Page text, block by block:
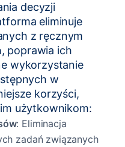
decyzji
eliminuje
z ręcznym
poprawia ich
wykorzystanie
w
korzyści,
użytkownikom:
: Eliminacja
zadań związanych